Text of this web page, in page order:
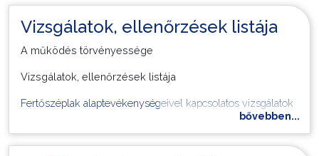
Turistáknak
Vizsgálatok, ellenőrzések listája
A működés törvényessége
Vizsgálatok, ellenőrzések listája
Fertőszéplak alaptevékenységeivel kapcsolatos vizsgálatok
bővebben...